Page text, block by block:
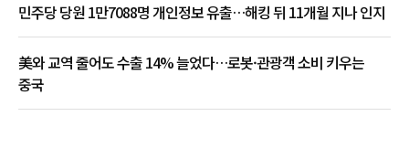
민주당 당원 1만7088명 개인정보 유출…해킹 뒤 11개월 지나 인지
美와 교역 줄어도 수출 14% 늘었다…로봇·관광객 소비 키우는
중국